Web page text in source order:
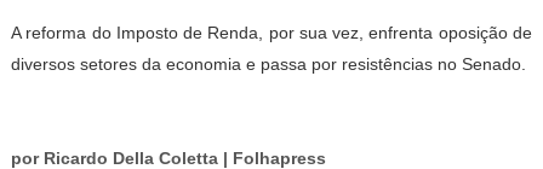
A reforma do Imposto de Renda, por sua vez, enfrenta oposição de
diversos setores da economia e passa por resistências no Senado.
por Ricardo Della Coletta | Folhapress